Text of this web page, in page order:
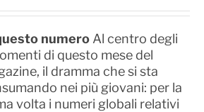
numero Al centro degli
di questo mese del
il dramma che si sta
nei più giovani: per la
volta i numeri globali relativi